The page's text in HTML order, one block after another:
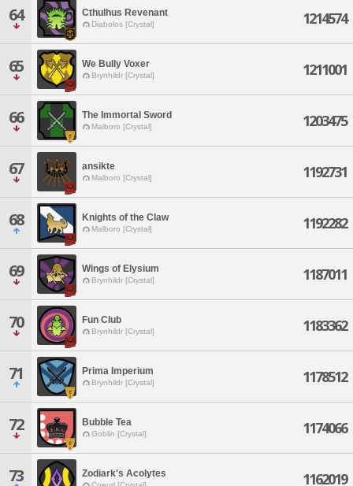
64 Cthulhus Revenant
Diabolos [Crystal] 1214574
65 We Bully Voxer
Brynhildr [Crystal] 1211001
66 The Immortal Sword
Malboro [Crystal] 1203475
67 ansikte
Malboro [Crystal] 1192731
68 Knights of the Claw
Malboro [Crystal] 1192282
69 Wings of Elysium
Brynhildr [Crystal] 1187011
70 Fun Club
Brynhildr [Crystal] 1183362
71 Prima Imperium
Brynhildr [Crystal] 1178512
72 Bubble Tea
Goblin [Crystal] 1174066
73 Zodiark's Acolytes 1162019